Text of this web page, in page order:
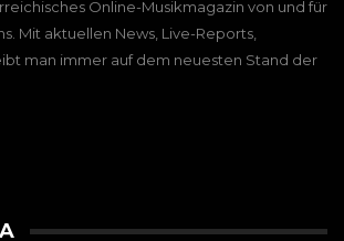
Online-Musikmagazin von und für
Mit aktuellen News, Live-Reports,
man immer auf dem neuesten Stand der